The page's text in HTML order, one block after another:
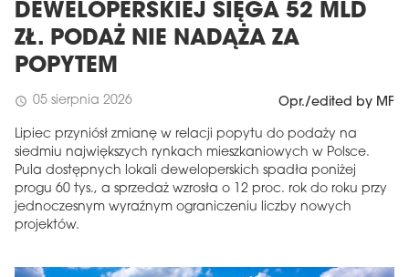
DEWELOPERSKIEJ SIĘGA 52 MLD
ZŁ. PODAŻ NIE NADĄŻA ZA
POPYTEM
schedule 05 sierpnia 2026 Opr./edited by MF
Lipiec przyniósł zmianę w relacji popytu do podaży na
siedmiu największych rynkach mieszkaniowych w Polsce.
Pula dostępnych lokali deweloperskich spadła poniżej
progu 60 tys., a sprzedaż wzrosła o 12 proc. rok do roku przy
jednoczesnym wyraźnym ograniczeniu liczby nowych
projektów.
Zamów teraz!